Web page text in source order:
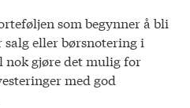
som begynner å bli
eller børsnotering i
nok gjøre det mulig for
med god